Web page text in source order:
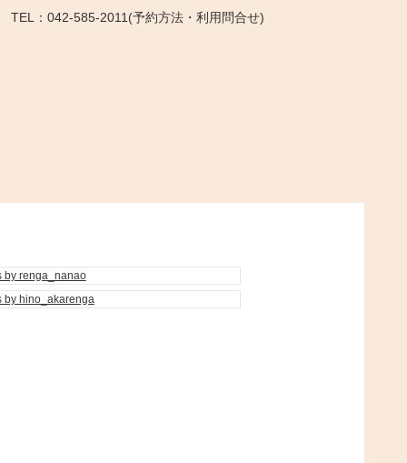
：042-585-2011(予約方法・利用問合せ)
by renga_nanao
by hino_akarenga